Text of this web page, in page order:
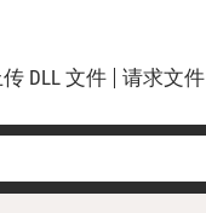
DLL 文件 请求文件